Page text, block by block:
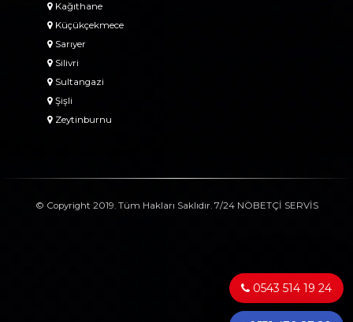
Kağıthane
Küçükçekmece
Sarıyer
Silivri
Sultangazi
Şişli
Zeytinburnu
© Copyright 2019. Tüm Hakları Saklıdır. 7/24 NÖBETÇİ SERVİS
0543 514 19 24